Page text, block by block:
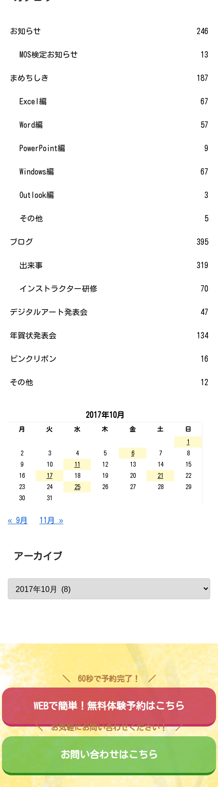
お知らせ 246
MOS検定お知らせ 13
まめちしき 187
Excel編 67
Word編 57
PowerPoint編 9
Windows編 67
Outlook編 3
その他 5
ブログ 395
出来事 319
インストラクター研修 70
デジタルアート発表会 47
年賀状発表会 134
ピンクリボン 16
その他 12
2017年10月
月 火 水 木 金 土
日
1
2
3 4 5 6 7
8
9
10 11 12 13 14
15
16
17 18 19 20 21
22
23
24 25 26 27 28
29
30
31
« 9月 11月 »
アーカイブ
60秒で予約完了！
WEBで簡単！無料体験予約はこちら
お気軽にお問い合わせください！
お問い合わせはこちら